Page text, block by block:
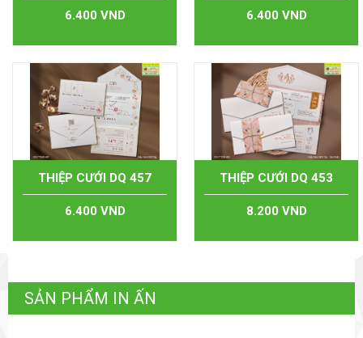
6.400 VND 6.400 VND
THIỆP CƯỚI DQ 457
6.400 VND
THIỆP CƯỚI DQ 453
8.200 VND
SẢN PHẨM IN ẤN